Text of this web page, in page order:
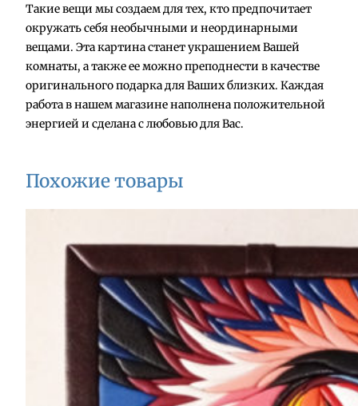
в
а
р
а
К
а
р
и
н
а
Такие вещи мы создаем для тех, кто предпочитает
окружать себя необычными и неординарными
вещами. Эта картина станет украшением Вашей
комнаты, а также ее можно преподнести в качестве
оригинального подарка для Ваших близких. Каждая
работа в нашем магазине наполнена положительной
энергией и сделана с любовью для Вас.
Похожие товары